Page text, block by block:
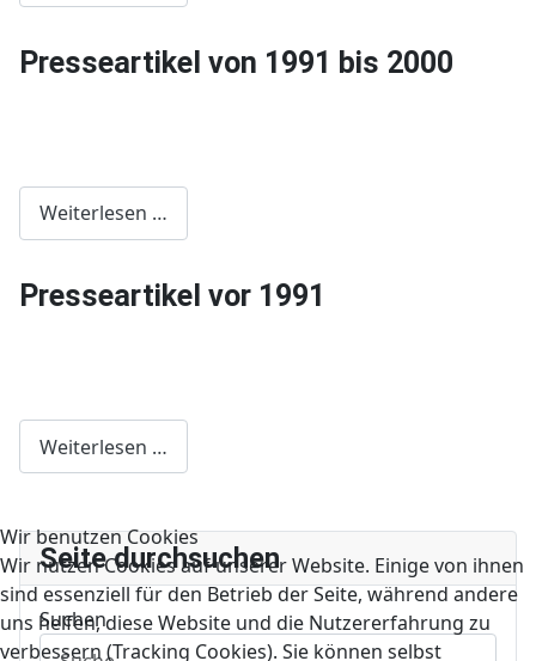
Presseartikel von 1991 bis 2000
Weiterlesen …
Presseartikel vor 1991
Weiterlesen …
Seite durchsuchen
Suchen
Wir benutzen Cookies
Wir nutzen Cookies auf unserer Website. Einige von ihnen
sind essenziell für den Betrieb der Seite, während andere
uns helfen, diese Website und die Nutzererfahrung zu
verbessern (Tracking Cookies). Sie können selbst